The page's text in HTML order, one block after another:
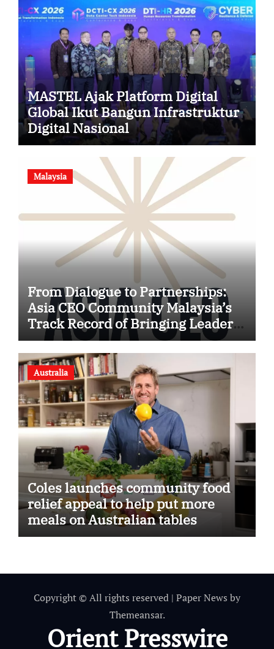
MASTEL Ajak Platform Digital
Global Ikut Bangun Infrastruktur
Digital Nasional
Malaysia
From Dialogue to Partnerships:
Asia CEO Community Malaysia’s
Track Record of Bringing Leaders
Together
Australia
Coles launches community food
relief appeal to help put more
meals on Australian tables
Copyright © All rights reserved | Paper News by
Themeansar.
Orient Presswire